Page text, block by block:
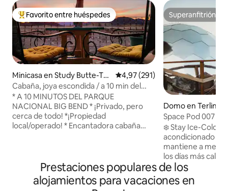
Favorito entre los huéspedes más destacados
Favorito entre huéspedes
Minicasa en Study Butte-Ter
lingua
Calificación promedio: 4,97 de
4,97 (291)
Cabaña, joya escondida / a 10 min del
BBNP / privada + vistas espectaculares
* A 10 MINUTOS DEL PARQUE
NACIONAL BIG BEND * ¡Privado, pero
cerca de todo! *¡Propiedad
local/operado! * Encantadora cabaña
Duchas interiores y exteriores.
*Chimenea de leña de gas *Cama
tamaño queen súper cómoda *Cocina
Superanfitrión
Superanfitrión
Domo en
Space Pod 007 en
minutos de Big
❄️ Stay Ice-Cold:
acondicionado
mantiene a
los días más calurosos Viaje 👽
contempla las
ventana
cama tamaño
Prestaciones populares de los
alojamientos para vacaciones en